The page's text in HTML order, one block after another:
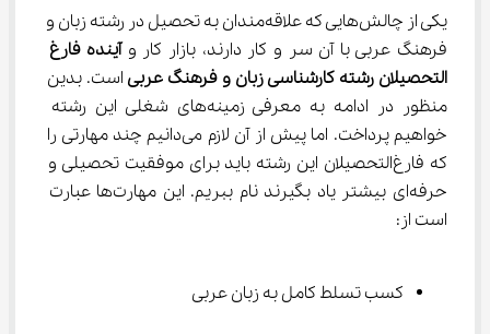
یکی از چالش‌هایی که علاقه‌مندان به تحصیل در رشته زبان و
فرهنگ عربی با آن سر و کار دارند، بازار کار و آینده فارغ
التحصیلان رشته کارشناسی زبان و فرهنگ عربی است. بدین
منظور در ادامه به معرفی زمینه‌های شغلی این رشته
خواهیم پرداخت. اما پیش از آن لازم می‌دانیم چند مهارتی را
که فارغ‌التحصیلان این رشته باید برای موفقیت تحصیلی و
حرفه‌ای بیشتر یاد بگیرند نام ببریم. این مهارت‌ها عبارت
است از:
کسب تسلط کامل به زبان عربی